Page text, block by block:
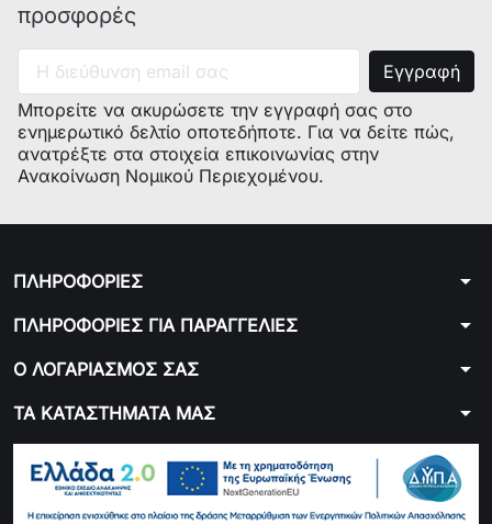
προσφορές
Μπορείτε να ακυρώσετε την εγγραφή σας στο
ενημερωτικό δελτίο οποτεδήποτε. Για να δείτε πώς,
ανατρέξτε στα στοιχεία επικοινωνίας στην
Ανακοίνωση Νομικού Περιεχομένου.
ΠΛΗΡΟΦΟΡΙΕΣ arrow_drop_down
ΠΛΗΡΟΦΟΡΙΕΣ ΓΙΑ ΠΑΡΑΓΓΕΛΙΕΣ arrow_drop_down
Ο ΛΟΓΑΡΙΑΣΜΟΣ ΣΑΣ arrow_drop_down
ΤΑ ΚΑΤΑΣΤΗΜΑΤΑ ΜΑΣ arrow_drop_down